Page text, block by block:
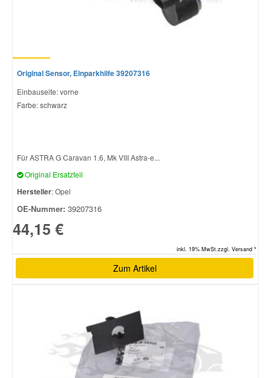
Original Sensor, Einparkhilfe 39207316
Einbauseite: vorne
Farbe: schwarz
Für ASTRA G Caravan 1.6, Mk VIII Astra-e...
Original Ersatzteil
Hersteller: Opel
OE-Nummer: 39207316
44,15 €
inkl. 19% MwSt.zzgl. Versand *
Zum Artikel